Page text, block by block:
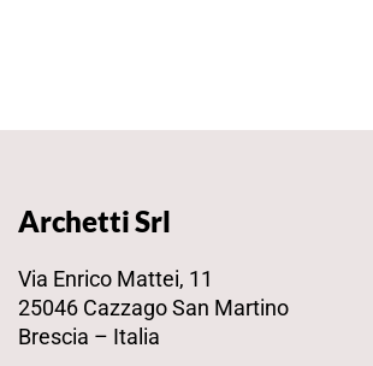
Archetti Srl
Via Enrico Mattei, 11
25046 Cazzago San Martino
Brescia – Italia